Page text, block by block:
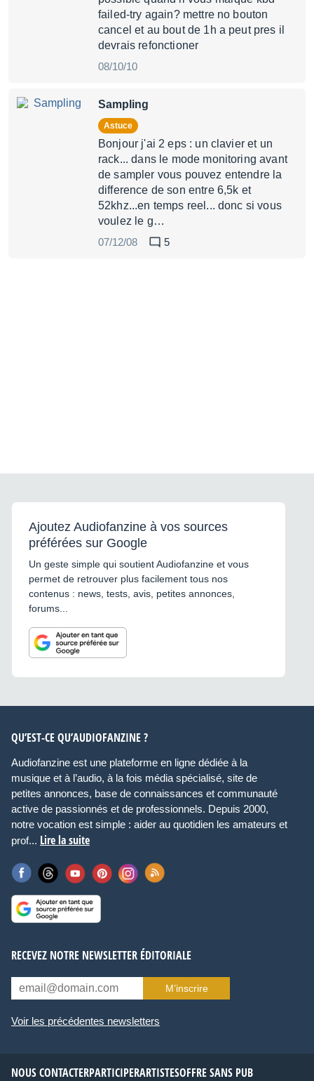
failed-try again? mettre no bouton
cancel et au bout de 1h a peut pres il
devrais refonctioner
08/10/10
Sampling
Astuce
Bonjour j'ai 2 eps : un clavier et un
rack... dans le mode monitoring avant
de sampler vous pouvez entendre la
difference de son entre 6,5k et
52khz...en temps reel... donc si vous
voulez le g…
07/12/08
5
Ajoutez Audiofanzine à vos sources
préférées sur Google
Un geste simple qui soutient Audiofanzine et vous
permet de retrouver plus facilement tous nos
contenus : news, tests, avis, petites annonces,
forums...
QU’EST-CE QU’AUDIOFANZINE ?
Audiofanzine est une plateforme en ligne dédiée à la
musique et à l’audio, à la fois média spécialisé, site de
petites annonces, base de connaissances et communauté
active de passionnés et de professionnels. Depuis 2000,
notre vocation est simple : aider au quotidien les amateurs et
prof... Lire la suite
RECEVEZ NOTRE NEWSLETTER ÉDITORIALE
M’inscrire
Voir les précédentes newsletters
NOUS CONTACTERPARTICIPERARTISTESOFFRE SANS PUB